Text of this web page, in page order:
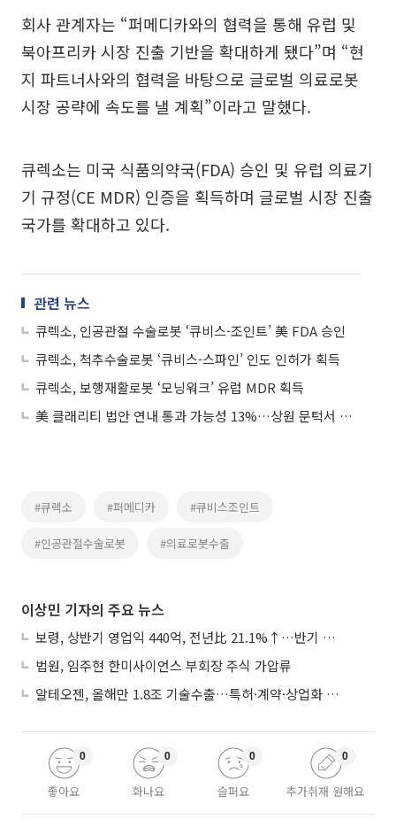
회사 관계자는 “퍼메디카와의 협력을 통해 유럽 및
북아프리카 시장 진출 기반을 확대하게 됐다”며 “현
지 파트너사와의 협력을 바탕으로 글로벌 의료로봇
시장 공략에 속도를 낼 계획”이라고 말했다.
큐렉소는 미국 식품의약국(FDA) 승인 및 유럽 의료기
기 규정(CE MDR) 인증을 획득하며 글로벌 시장 진출
국가를 확대하고 있다.
관련 뉴스
큐렉소, 인공관절 수술로봇 ‘큐비스-조인트’ 美 FDA 승인
큐렉소, 척추수술로봇 ‘큐비스-스파인’ 인도 인허가 획득
큐렉소, 보행재활로봇 ‘모닝워크’ 유럽 MDR 획득
美 클래리티 법안 연내 통과 가능성 13%…상원 문턱서 제동
#큐렉소 #퍼메디카 #큐비스조인트
#인공관절수술로봇 #의료로봇수출
이상민 기자의 주요 뉴스
보령, 상반기 영업익 440억, 전년比 21.1%↑…반기 역대 최대
법원, 임주현 한미사이언스 부회장 주식 가압류
알테오젠, 올해만 1.8조 기술수출…특허·계약·상업화 ‘삼박자’
좋아요
0
화나요
0
슬퍼요
0
추가취재 원해요
0